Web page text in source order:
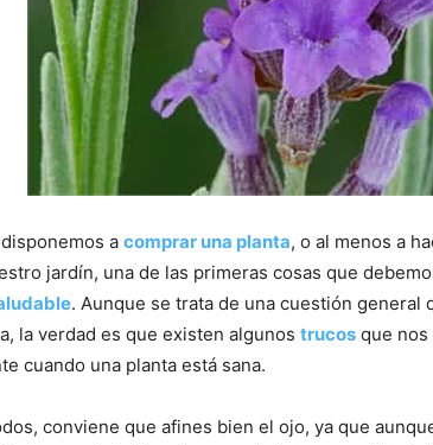
a comprar una planta, o al menos a
jardín, una de las primeras cosas que
. Aunque se trata de una cuestión
la verdad es que existen algunos trucos que
cuando una planta está sana.
conviene que afines bien el ojo, ya que